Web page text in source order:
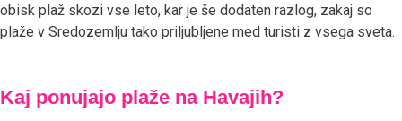
obisk plaž skozi vse leto, kar je še dodaten razlog, zakaj so
plaže v Sredozemlju tako priljubljene med turisti z vsega sveta.
Kaj ponujajo plaže na Havajih?